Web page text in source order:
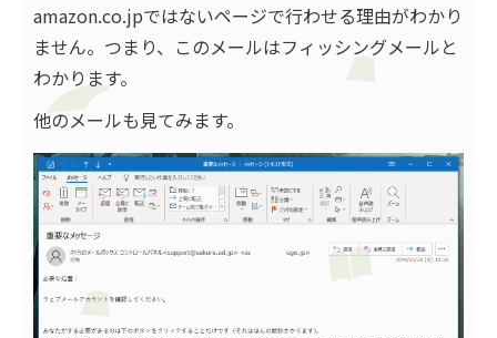
amazon.co.jpではないページで行わせる理由がわかり
ません。つまり、このメールはフィッシングメールと
わかります。
他のメールも見てみます。